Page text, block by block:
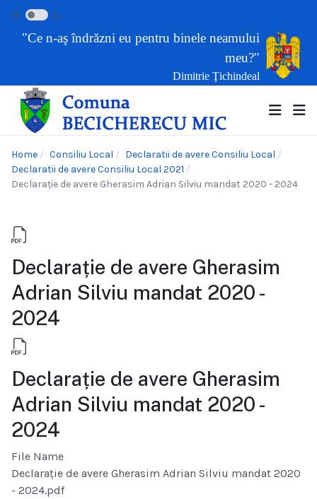
"Ce n-aş îndrăzni eu pentru binele neamului
meu?"
Dimitrie Ţichindeal
Home Consiliu Local
Declaratii de avere Consiliu Local
Declaratii de avere Consiliu Local 2021
Declarație de avere Gherasim Adrian Silviu mandat 2020 - 2024
Declarație de avere Gherasim
Adrian Silviu mandat 2020 -
2024
Declarație de avere Gherasim
Adrian Silviu mandat 2020 -
2024
File Name
Declarație de avere Gherasim Adrian Silviu mandat 2020
- 2024.pdf